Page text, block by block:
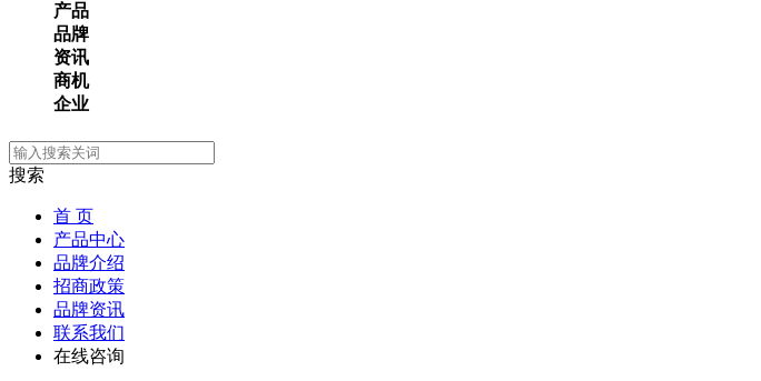
产品
品牌
资讯
商机
企业
搜索
首 页
产品中心
品牌介绍
招商政策
品牌资讯
联系我们
在线咨询